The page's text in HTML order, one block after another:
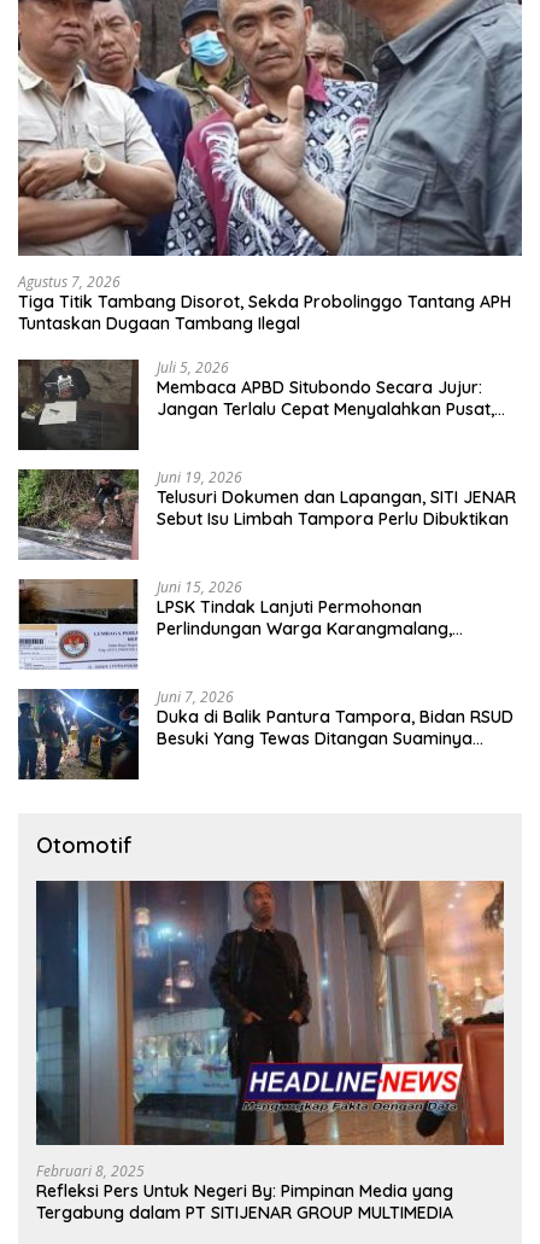
Agustus 7, 2026
Tiga Titik Tambang Disorot, Sekda Probolinggo Tantang APH
Tuntaskan Dugaan Tambang Ilegal
Juli 5, 2026
Membaca APBD Situbondo Secara Jujur:
Jangan Terlalu Cepat Menyalahkan Pusat,
Juni 19, 2026
Telusuri Dokumen dan Lapangan, SITI JENAR
Sebut Isu Limbah Tampora Perlu Dibuktikan
Juni 15, 2026
LPSK Tindak Lanjuti Permohonan
Perlindungan Warga Karangmalang,
Juni 7, 2026
Duka di Balik Pantura Tampora, Bidan RSUD
Besuki Yang Tewas Ditangan Suaminya
Otomotif
Februari 8, 2025
Refleksi Pers Untuk Negeri By: Pimpinan Media yang
Tergabung dalam PT SITIJENAR GROUP MULTIMEDIA